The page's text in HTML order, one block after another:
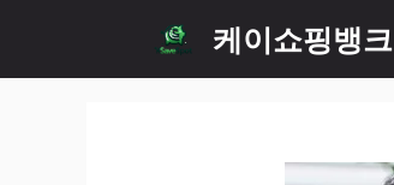
content
케이쇼핑뱅크